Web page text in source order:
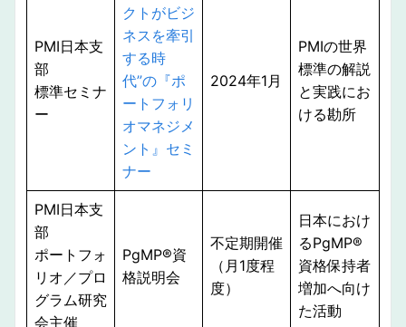
PMI日本支
部
標準セミナ
ー
クトがビジ
ネスを牽引
する時
代”の『ポ
ートフォリ
オマネジメ
ント』セミ
ナー
2024年1月
PMIの世界
標準の解説
と実践にお
ける勘所
PMI日本支
部
ポートフォ
リオ／プロ
グラム研究
会主催
PgMP®︎資
格説明会
不定期開催
（月1度程
度）
日本におけ
るPgMP®︎
資格保持者
増加へ向け
た活動